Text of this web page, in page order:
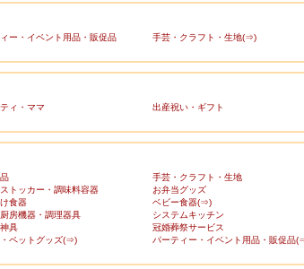
ー・イベント用品・販促品
手芸・クラフト・生地(⇒)
ィ・ママ
出産祝い・ギフト
手芸・クラフト・生地
トッカー・調味料容器
お弁当グッズ
食器
ベビー食器(⇒)
房機器・調理器具
システムキッチン
具
冠婚葬祭サービス
ペットグッズ(⇒)
パーティー・イベント用品・販促品